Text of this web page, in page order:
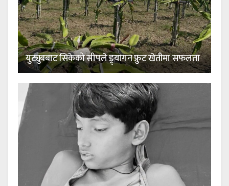
युट्युबबाट सिकेको सीपले ड्र्यागन फ्रुट खेतीमा सफलता